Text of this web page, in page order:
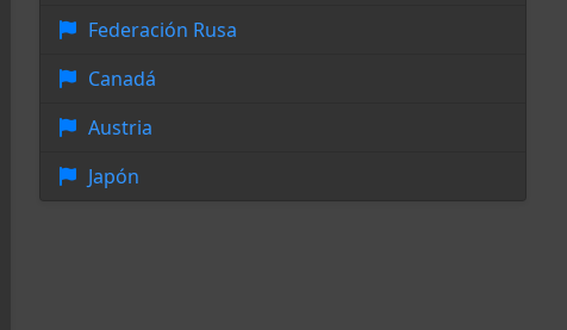
Federación Rusa
Canadá
Austria
Japón